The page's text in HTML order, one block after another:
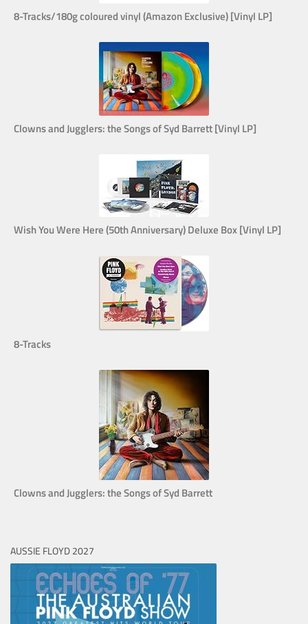
8-Tracks/180g coloured vinyl (Amazon Exclusive) [Vinyl LP]
Clowns and Jugglers: the Songs of Syd Barrett [Vinyl LP]
Wish You Were Here (50th Anniversary) Deluxe Box [Vinyl LP]
8-Tracks
Clowns and Jugglers: the Songs of Syd Barrett
AUSSIE FLOYD 2027